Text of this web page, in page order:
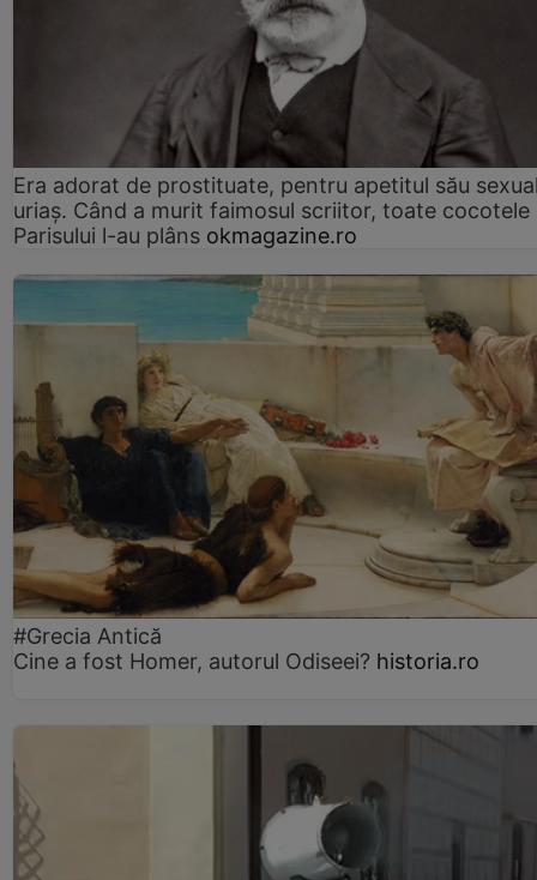
Era adorat de prostituate, pentru apetitul său
uriaș. Când a murit faimosul scriitor, toate cocotele
Parisului l-au plâns okmagazine.ro
#Grecia Antică
Cine a fost Homer, autorul Odiseei? historia.ro